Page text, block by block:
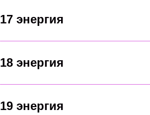
17 энергия
18 энергия
19 энергия